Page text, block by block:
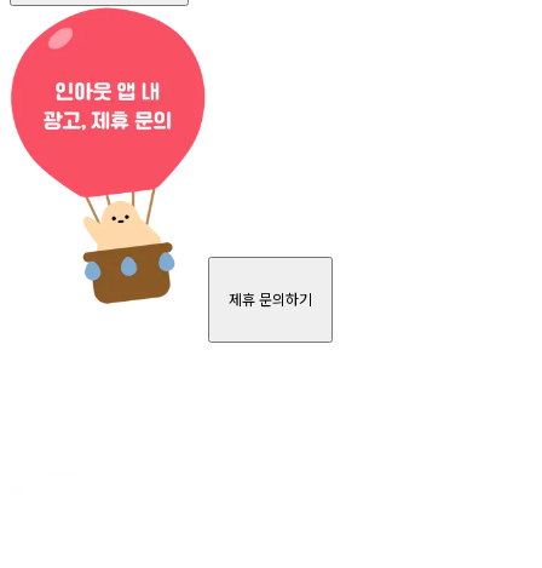
제휴 문의하기